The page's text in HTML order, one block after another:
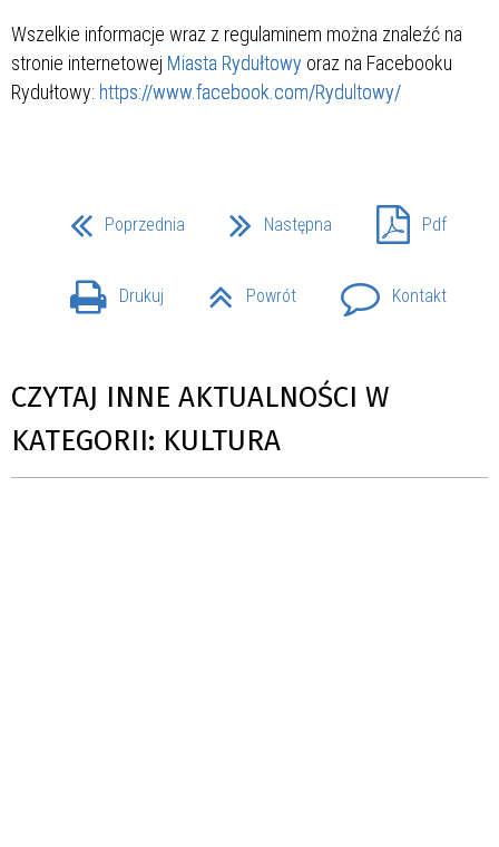
Wszelkie informacje wraz z regulaminem można znaleźć na
stronie internetowej Miasta Rydułtowy oraz na Facebooku
Rydułtowy: https://www.facebook.com/Rydultowy/
Poprzednia Następna Pdf
Drukuj Powrót Kontakt
CZYTAJ INNE AKTUALNOŚCI W
KATEGORII: KULTURA